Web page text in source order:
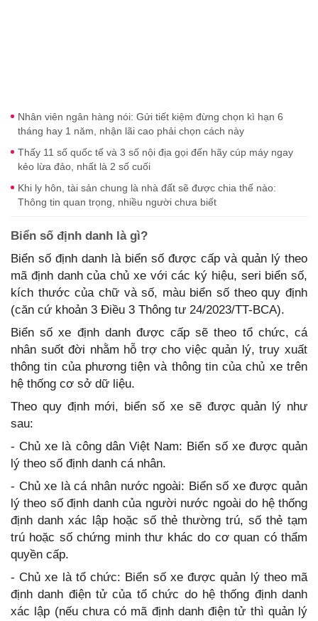
Nhân viên ngân hàng nói: Gửi tiết kiệm đừng chọn kì hạn 6
tháng hay 1 năm, nhận lãi cao phải chọn cách này
Thấy 11 số quốc tế và 3 số nội địa gọi đến hãy cúp máy ngay
kẻo lừa đảo, nhất là 2 số cuối
Khi ly hôn, tài sản chung là nhà đất sẽ được chia thế nào:
Thông tin quan trọng, nhiều người chưa biết
Biển số định danh là gì?
Biển số định danh là biển số được cấp và quản lý theo
mã định danh của chủ xe với các ký hiệu, seri biển số,
kích thước của chữ và số, màu biển số theo quy định
(căn cứ khoản 3 Điều 3 Thông tư 24/2023/TT-BCA).
Biển số xe định danh được cấp sẽ theo tổ chức, cá
nhân suốt đời nhằm hỗ trợ cho việc quản lý, truy xuất
thông tin của phương tiện và thông tin của chủ xe trên
hệ thống cơ sở dữ liệu.
Theo quy định mới, biển số xe sẽ được quản lý như
sau:
- Chủ xe là công dân Việt Nam: Biển số xe được quản
lý theo số định danh cá nhân.
- Chủ xe là cá nhân nước ngoài: Biển số xe được quản
lý theo số định danh của người nước ngoài do hệ thống
định danh xác lập hoặc số thẻ thường trú, số thẻ tạm
trú hoặc số chứng minh thư khác do cơ quan có thẩm
quyền cấp.
- Chủ xe là tổ chức: Biển số xe được quản lý theo mã
định danh điện tử của tổ chức do hệ thống định danh
xác lập (nếu chưa có mã định danh điện tử thì quản lý